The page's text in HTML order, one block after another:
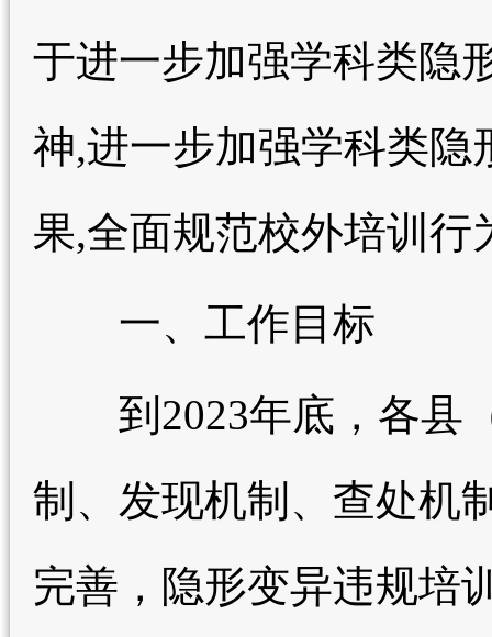
于进一步加强学科类隐
神,进一步加强学科类隐
果,全面规范校外培训
一、工作目标
到2023年底，各县（
制、发现机制、查处机
完善，隐形变异违规培